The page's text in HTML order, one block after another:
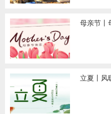
母亲节丨
立夏丨风